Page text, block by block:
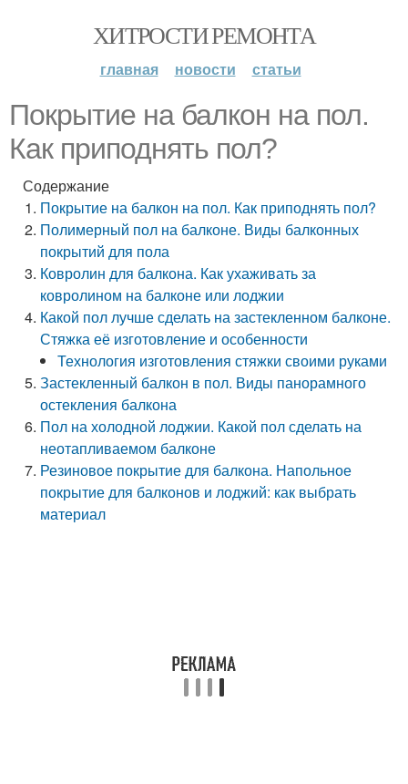
ХИТРОСТИ РЕМОНТА
главная новости статьи
Покрытие на балкон на пол.
Как приподнять пол?
Содержание
Покрытие на балкон на пол. Как приподнять пол?
Полимерный пол на балконе. Виды балконных
покрытий для пола
Ковролин для балкона. Как ухаживать за
ковролином на балконе или лоджии
Какой пол лучше сделать на застекленном балконе.
Стяжка её изготовление и особенности
Технология изготовления стяжки своими руками
Застекленный балкон в пол. Виды панорамного
остекления балкона
Пол на холодной лоджии. Какой пол сделать на
неотапливаемом балконе
Резиновое покрытие для балкона. Напольное
покрытие для балконов и лоджий: как выбрать
материал